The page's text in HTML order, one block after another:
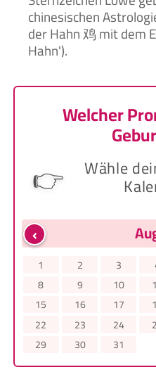
chinesischen
der Hahn 鸡 mit dem
Hahn').
Welcher
👉 Wähle
‹
1 2 3
8
9 10
15
16 17
22
23 24
29
30 31